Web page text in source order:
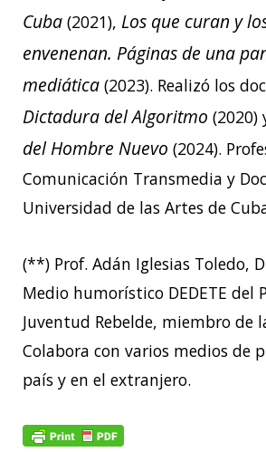
Cuba (2021), Los que curan y
envenenan. Páginas de una
mediática (2023). Realizó los
Dictadura del Algoritmo (2020)
del Hombre Nuevo (2024).
Comunicación Transmedia y
Universidad de las Artes de
(**) Prof. Adán Iglesias Toledo,
Medio humorístico DEDETE del
Juventud Rebelde, miembro de
Colabora con varios medios de
país y en el extranjero.